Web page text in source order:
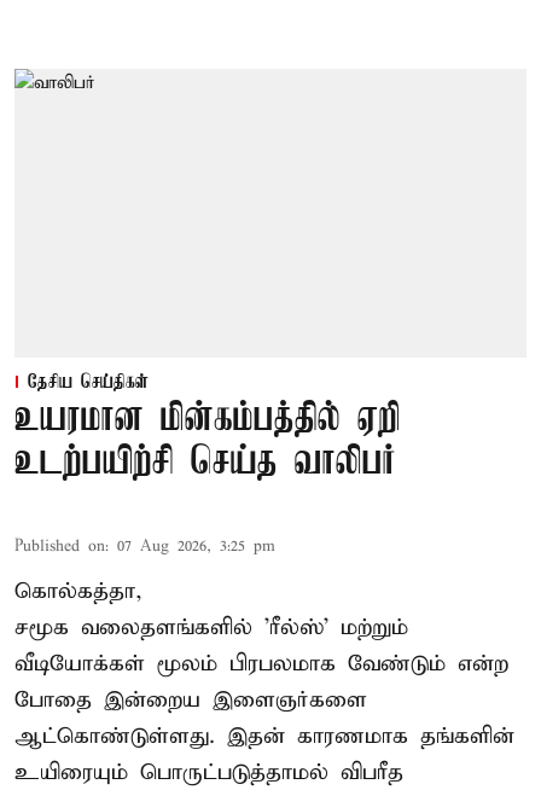
தேசிய செய்திகள்
உயரமான மின்கம்பத்தில் ஏறி
உடற்பயிற்சி செய்த வாலிபர்
Published on: 07 Aug 2026, 3:25 pm
கொல்கத்தா,
சமூக வலைதளங்களில் 'ரீல்ஸ்' மற்றும்
வீடியோக்கள் மூலம் பிரபலமாக வேண்டும் என்ற
போதை இன்றைய இளைஞர்களை
ஆட்கொண்டுள்ளது. இதன் காரணமாக தங்களின்
உயிரையும் பொருட்படுத்தாமல் விபரீத